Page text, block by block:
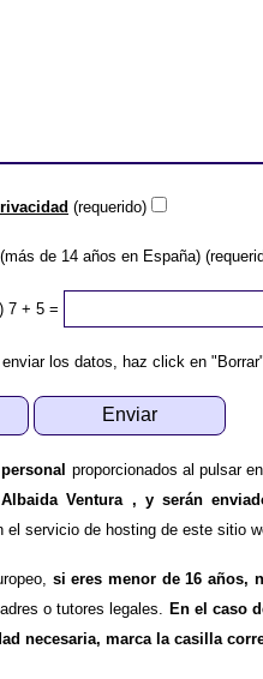
(requerido)
de 14 años en España)
7 + 5 =
los datos, haz click en
proporcionados al pulsar
Ventura , y serán
el servicio de hosting de este sitio
si eres menor de 16 años,
o tutores legales.
En el caso
necesaria, marca la casilla